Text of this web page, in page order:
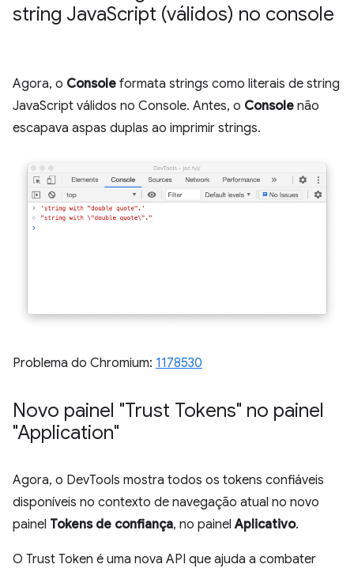
string JavaScript (válidos) no console
Agora, o Console formata strings como literais de string
JavaScript válidos no Console. Antes, o Console não
escapava aspas duplas ao imprimir strings.
Problema do Chromium: 1178530
Novo painel "Trust Tokens" no painel
"Application"
Agora, o DevTools mostra todos os tokens confiáveis
disponíveis no contexto de navegação atual no novo
painel Tokens de confiança, no painelAplicativo.
O Trust Token é uma nova API que ajuda a combater